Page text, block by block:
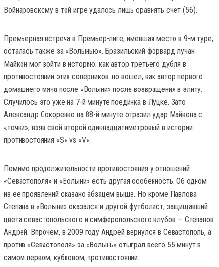
Войнаровскому в той игре удалось лишь сравнять счет (56).
Премьерная встреча в Премьер-лиге, имевшая место в 9-м туре,
осталась также за «Волынью». Бразильский форвард лучан
Майкон мог войти в историю, как автор третьего дубля в
противостоянии этих соперников, но вошел, как автор первого
домашнего мяча после «Волыни» после возвращения в элиту.
Случилось это уже на 7-й минуте поединка в Луцке. Зато
Александр Сокоренко на 88-й минуте отразил удар Майкона с
«точки», взяв свой второй одиннадцатиметровый в истории
противостояния «S» vs «V».
Помимо продолжительности противостояния у отношений
«Севастополя» и «Волыни» есть другая особенность. Об одном
из ее проявлений сказано абзацем выше. Но кроме Павлова
Степана в «Волыни» оказался и другой футболист, защищавший
цвета севастопольского и симферопольского клубов — Степанов
Андрей. Впрочем, в 2009 году Андрей вернулся в Севастополь, а
против «Севастополя» за «Волынь» отыграл всего 55 минут в
самом первом, кубковом, противостоянии.